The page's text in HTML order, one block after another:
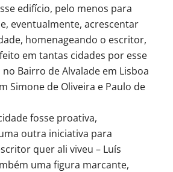
edifício, pelo menos para
eventualmente, acrescentar
homenageando o escritor,
em tantas cidades por esse
Bairro de Alvalade em Lisboa
Simone de Oliveira e Paulo de
fosse proativa,
outra iniciativa para
quer ali viveu – Luís
uma figura marcante,